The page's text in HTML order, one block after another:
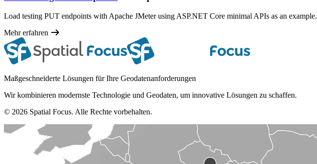
Load testing PUT endpoints with Apache JMeter using ASP.NET Core minimal APIs as an example.
Mehr erfahren
Maßgeschneiderte Lösungen für Ihre Geodatenanforderungen
Wir kombinieren modernste Technologie und Geodaten, um innovative Lösungen zu schaffen.
© 2026 Spatial Focus. Alle Rechte vorbehalten.